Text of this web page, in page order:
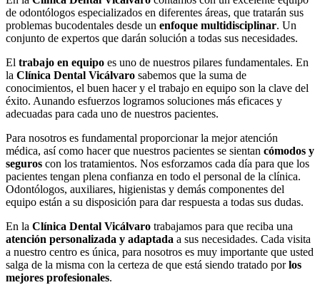
de odontólogos especializados en diferentes áreas, que tratarán sus
problemas bucodentales desde un enfoque multidisciplinar. Un
conjunto de expertos que darán solución a todas sus necesidades.
El trabajo en equipo es uno de nuestros pilares fundamentales. En
la Clínica Dental Vicálvaro sabemos que la suma de
conocimientos, el buen hacer y el trabajo en equipo son la clave del
éxito. Aunando esfuerzos logramos soluciones más eficaces y
adecuadas para cada uno de nuestros pacientes.
Para nosotros es fundamental proporcionar la mejor atención
médica, así como hacer que nuestros pacientes se sientan cómodos y
seguros con los tratamientos. Nos esforzamos cada día para que los
pacientes tengan plena confianza en todo el personal de la clínica.
Odontólogos, auxiliares, higienistas y demás componentes del
equipo están a su disposición para dar respuesta a todas sus dudas.
En la Clínica Dental Vicálvaro trabajamos para que reciba una
atención personalizada y adaptada a sus necesidades. Cada visita
a nuestro centro es única, para nosotros es muy importante que usted
salga de la misma con la certeza de que está siendo tratado porlos
mejores profesionales.